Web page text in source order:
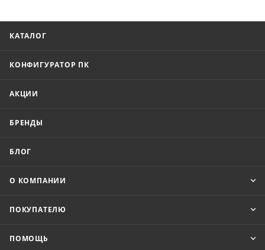
КАТАЛОГ
КОНФИГУРАТОР ПК
АКЦИИ
БРЕНДЫ
БЛОГ
О КОМПАНИИ
ПОКУПАТЕЛЮ
ПОМОЩЬ